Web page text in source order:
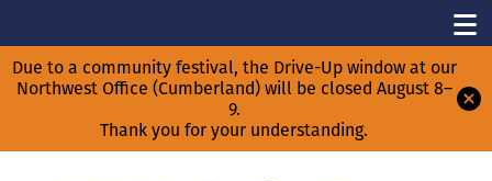
Due to a community festival, the Drive-Up window at our
Northwest Office (Cumberland) will be closed August 8–
9.
Thank you for your understanding.